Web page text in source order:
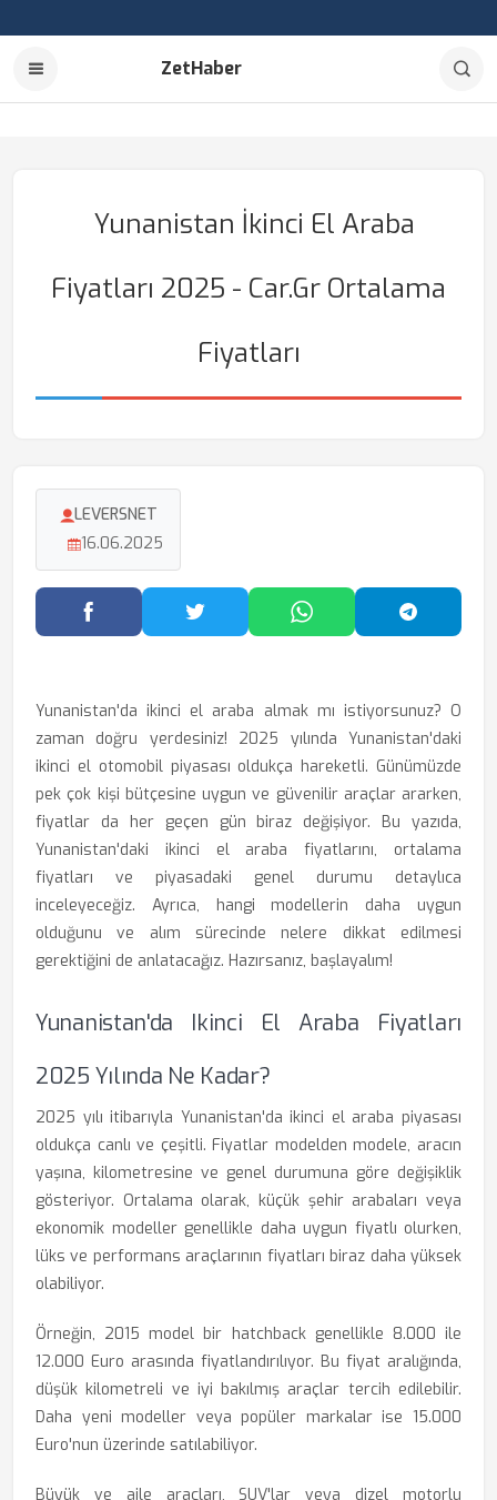
ZetHaber
Yunanistan İkinci El Araba
Fiyatları 2025 - Car.gr Ortalama
Fiyatları
LEVERSNET
16.06.2025
Facebook'ta PaylaşTwitter'da PaylaşWhatsApp'ta Paylaş
Yunanistan'da ikinci el araba almak mı istiyorsunuz? O
zaman doğru yerdesiniz! 2025 yılında Yunanistan'daki
ikinci el otomobil piyasası oldukça hareketli. Günümüzde
pek çok kişi bütçesine uygun ve güvenilir araçlar ararken,
fiyatlar da her geçen gün biraz değişiyor. Bu yazıda,
Yunanistan'daki ikinci el araba fiyatlarını, ortalama
fiyatları ve piyasadaki genel durumu detaylıca
inceleyeceğiz. Ayrıca, hangi modellerin daha uygun
olduğunu ve alım sürecinde nelere dikkat edilmesi
gerektiğini de anlatacağız. Hazırsanız, başlayalım!
Yunanistan'da Ikinci El Araba Fiyatları
2025 Yılında Ne Kadar?
2025 yılı itibarıyla Yunanistan'da ikinci el araba piyasası
oldukça canlı ve çeşitli. Fiyatlar modelden modele, aracın
yaşına, kilometresine ve genel durumuna göre değişiklik
gösteriyor. Ortalama olarak, küçük şehir arabaları veya
ekonomik modeller genellikle daha uygun fiyatlı olurken,
lüks ve performans araçlarının fiyatları biraz daha yüksek
olabiliyor.
Örneğin, 2015 model bir hatchback genellikle 8.000 ile
12.000 Euro arasında fiyatlandırılıyor. Bu fiyat aralığında,
düşük kilometreli ve iyi bakılmış araçlar tercih edilebilir.
Daha yeni modeller veya popüler markalar ise 15.000
Euro'nun üzerinde satılabiliyor.
Büyük ve aile araçları, SUV'lar veya dizel motorlu